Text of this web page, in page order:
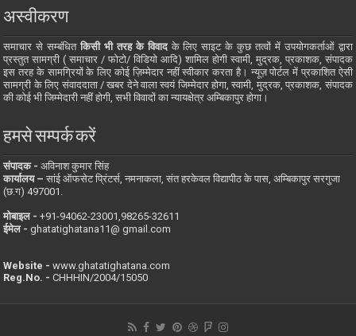
अस्वीकरण
समाचार से सम्बंधितकिसी भी तरह के विवादके लिए साइट के कुछ तत्वों में उपयोगकर्ताओं द्वारा
प्रस्तुत सामग्री ( समाचार / फोटो/ विडियो आदि) शामिल होगी स्वामी, मुद्रक, प्रकाशक, संपादक
इस तरह के सामग्रियों के लिए कोई ज़िम्मेदार नहीं स्वीकार करता है। न्यूज़ पोर्टल में प्रकाशित ऐसी
सामग्री के लिए संवाददाता / खबर देने वाला स्वयं जिम्मेदार होगा, स्वामी, मुद्रक, प्रकाशक, संपादक
की कोई भी जिम्मेदारी नहीं होगी, सभी विवादों का न्यायक्षेत्र अम्बिकापुर होगा।
हमसे सम्पर्क करें
संपादक -अविनाश कुमार सिंह
कार्यालय –सांई ऑफसेट प्रिंटर्स, नमनाकला, संत हरकेवल विद्यापीठ के पास, अम्बिकापुर सरगुजा
(छ.ग) 497001.
मोबाइल - ‪+91-94062-23001‬,98265-32611
ईमेल -ghatatighatana11@ gmail.com
Website -www.ghatatighatana.com
Reg.No. -CHHHIN/2004/15050